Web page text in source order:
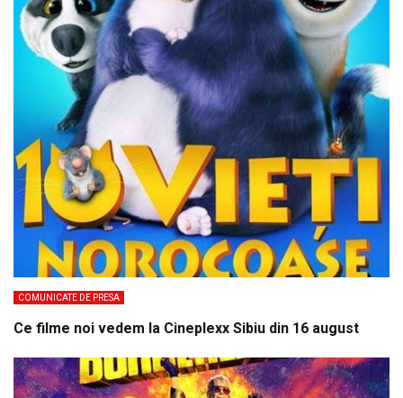
COMUNICATE DE PRESA
Ce filme noi vedem la Cineplexx Sibiu din 16 august